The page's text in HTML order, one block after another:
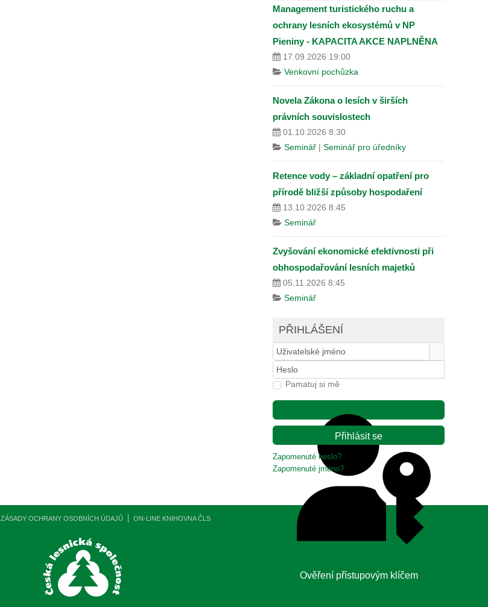
Management turistického ruchu a
ochrany lesních ekosystémů v NP
Pieniny - KAPACITA AKCE NAPLNĚNA
17.09.2026 19:00
Venkovní pochůzka
Novela Zákona o lesích v širších
právních souvislostech
01.10.2026 8:30
Seminář | Seminář pro úředníky
Retence vody – základní opatření pro
přírodě bližší způsoby hospodaření
13.10.2026 8:45
Seminář
Zvyšování ekonomické efektivnosti při
obhospodařování lesních majetků
05.11.2026 8:45
Seminář
PŘIHLÁŠENÍ
Uživatelské jméno
Heslo
Pamatuj si mě
Ověření přístupovým klíčem
Přihlásit se
Zapomenuté heslo?
Zapomenuté jméno?
ZÁSADY OCHRANY OSOBNÍCH ÚDAJŮ ON-LINE KNIHOVNA ČLS